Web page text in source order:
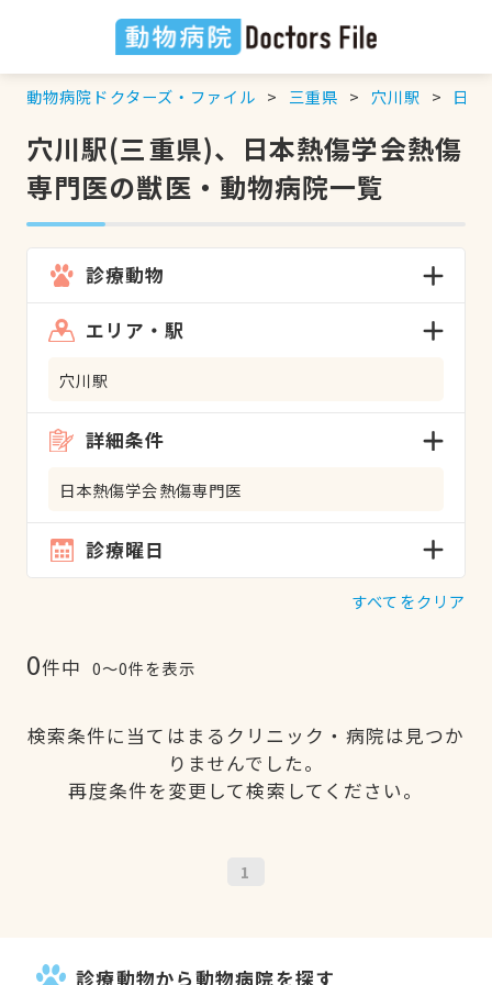
動物病院ドクターズ・ファイル 三重県 穴川駅 日本
穴川駅(三重県)、日本熱傷学会熱傷
専門医の獣医・動物病院一覧
診療動物
エリア・駅
穴川駅
詳細条件
日本熱傷学会熱傷専門医
診療曜日
すべてをクリア
0件中 0〜0件を表示
検索条件に当てはまるクリニック・病院は見つか
りませんでした。
再度条件を変更して検索してください。
1
診療動物から動物病院を探す